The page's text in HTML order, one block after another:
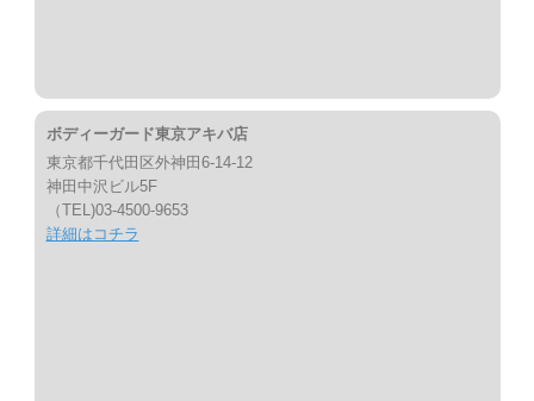
ボディーガード東京アキバ店
東京都千代田区外神田6-14-12
神田中沢ビル5F
（TEL)03-4500-9653
詳細はコチラ